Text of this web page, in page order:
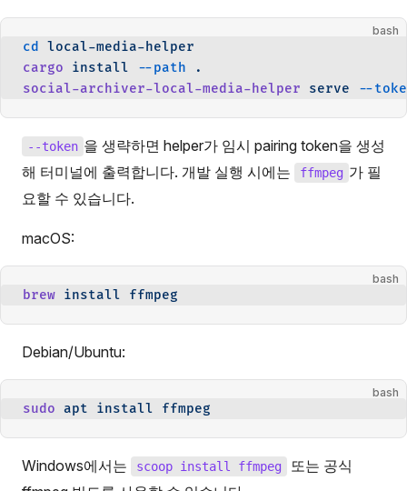
bash
cd
local-media-helper
cargo install --path .
social-archiver-local-media-helper serve --
--token 을 생략하면 helper가 임시 pairing token을 생성
해 터미널에 출력합니다. 개발 실행 시에는
ffmpeg 가 필
요할 수 있습니다.
macOS:
bash
brew install ffmpeg
Debian/Ubuntu:
bash
sudo apt install ffmpeg
Windows에서는 scoop install ffmpeg
또는 공식